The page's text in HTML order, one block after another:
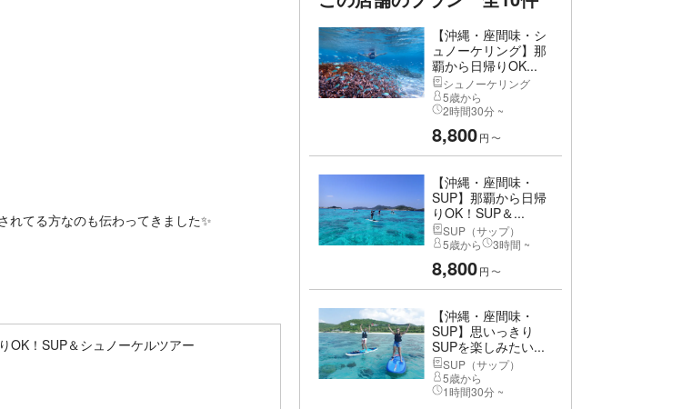
れてる方なのも伝わってきました✨
OK！SUP＆シュノーケルツアー
【沖縄・座間味・シ
ュノーケリング】那
覇から日帰りOK...
シュノーケリング
5歳から
2時間30分 ~
8,800円 〜
【沖縄・座間味・
SUP】那覇から日帰
りOK！SUP＆...
SUP（サップ）
5歳から
3時間 ~
8,800円 〜
【沖縄・座間味・
SUP】思いっきり
SUPを楽しみたい...
SUP（サップ）
5歳から
1時間30分 ~